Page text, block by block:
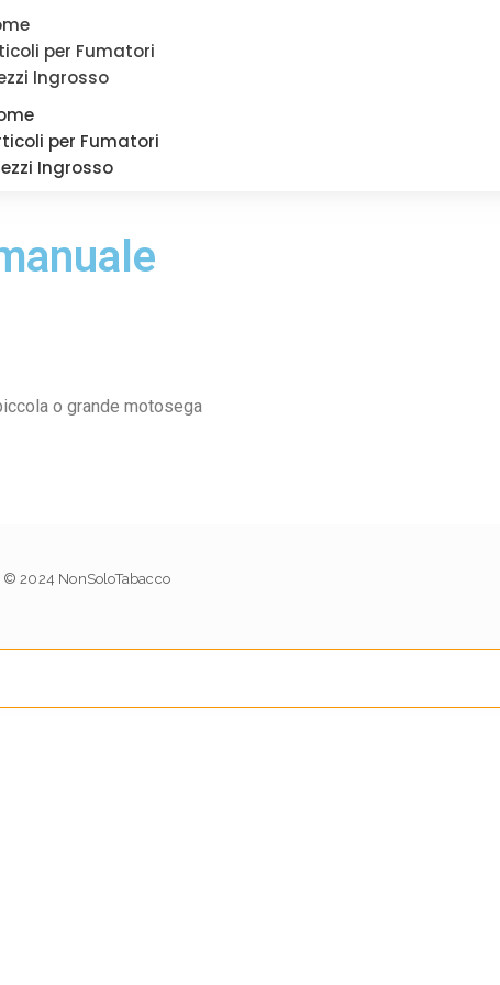
per Fumatori
Ingrosso
per Fumatori
Ingrosso
o grande motosega
© 2024 NonSoloTabacco